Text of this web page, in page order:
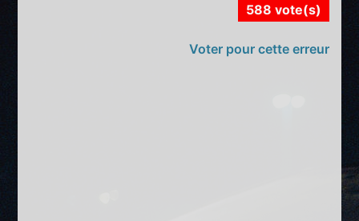
588 vote(s)
Voter pour cette erreur